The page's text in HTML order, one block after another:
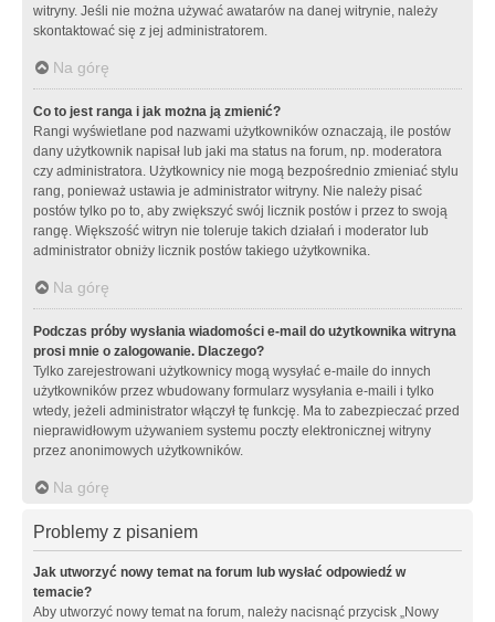
witryny. Jeśli nie można używać awatarów na danej witrynie, należy
skontaktować się z jej administratorem.
Na górę
Co to jest ranga i jak można ją zmienić?
Rangi wyświetlane pod nazwami użytkowników oznaczają, ile postów
dany użytkownik napisał lub jaki ma status na forum, np. moderatora
czy administratora. Użytkownicy nie mogą bezpośrednio zmieniać stylu
rang, ponieważ ustawia je administrator witryny. Nie należy pisać
postów tylko po to, aby zwiększyć swój licznik postów i przez to swoją
rangę. Większość witryn nie toleruje takich działań i moderator lub
administrator obniży licznik postów takiego użytkownika.
Na górę
Podczas próby wysłania wiadomości e-mail do użytkownika witryna
prosi mnie o zalogowanie. Dlaczego?
Tylko zarejestrowani użytkownicy mogą wysyłać e-maile do innych
użytkowników przez wbudowany formularz wysyłania e-maili i tylko
wtedy, jeżeli administrator włączył tę funkcję. Ma to zabezpieczać przed
nieprawidłowym używaniem systemu poczty elektronicznej witryny
przez anonimowych użytkowników.
Na górę
Problemy z pisaniem
Jak utworzyć nowy temat na forum lub wysłać odpowiedź w
temacie?
Aby utworzyć nowy temat na forum, należy nacisnąć przycisk „Nowy